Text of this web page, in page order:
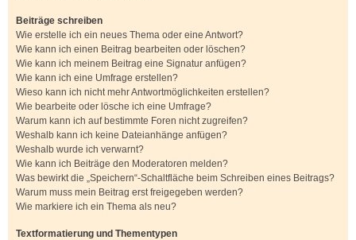
Beiträge schreiben
Wie erstelle ich ein neues Thema oder eine Antwort?
Wie kann ich einen Beitrag bearbeiten oder löschen?
Wie kann ich meinem Beitrag eine Signatur anfügen?
Wie kann ich eine Umfrage erstellen?
Wieso kann ich nicht mehr Antwortmöglichkeiten erstellen?
Wie bearbeite oder lösche ich eine Umfrage?
Warum kann ich auf bestimmte Foren nicht zugreifen?
Weshalb kann ich keine Dateianhänge anfügen?
Weshalb wurde ich verwarnt?
Wie kann ich Beiträge den Moderatoren melden?
Was bewirkt die „Speichern“-Schaltfläche beim Schreiben eines Beitrags?
Warum muss mein Beitrag erst freigegeben werden?
Wie markiere ich ein Thema als neu?
Textformatierung und Thementypen